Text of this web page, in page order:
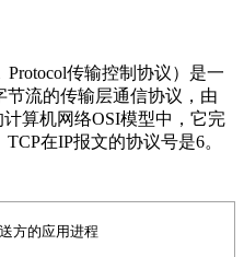
Protocol传输控制协议）是一
流的传输层通信协议，由
算机网络OSI模型中，它完
在IP报文的协议号是6。
方的应用进程